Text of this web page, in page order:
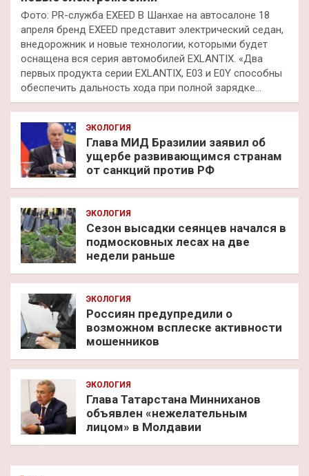
Фото: PR-служба EXEED В Шанхае на автосалоне 18
апреля бренд EXEED представит электрический седан,
внедорожник и новые технологии, которыми будет
оснащена вся серия автомобилей EXLANTIX. «Два
первых продукта серии EXLANTIX, E03 и E0Y способны
обеспечить дальность хода при полной зарядке…
ЭКОЛОГИЯ
Глава МИД Бразилии заявил об
ущербе развивающимся странам
от санкций против РФ
ЭКОЛОГИЯ
Сезон высадки сеянцев начался в
подмосковных лесах на две
недели раньше
ЭКОЛОГИЯ
Россиян предупредили о
возможном всплеске активности
мошенников
ЭКОЛОГИЯ
Глава Татарстана Минниханов
объявлен «нежелательным
лицом» в Молдавии